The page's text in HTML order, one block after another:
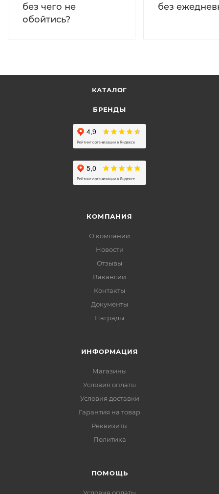
без чего не
обойтись?
без
КАТАЛОГ
БРЕНДЫ
КОМПАНИЯ
О компании
Новости
Отзывы
Вакансии
Контакты
Документы
Награды
ИНФОРМАЦИЯ
Магазины
Условия оплаты
Условия доставки
Гарантия на товар
Реквизиты
Политика
ПОМОЩЬ